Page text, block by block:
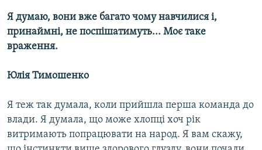
Я думаю, вони вже багато чому навчилися і,
принаймні, не поспішатимуть... Моє таке
враження.
Юлія Тимошенко
Я теж так думала, коли прийшла перша команда до
влади. Я думала, що може хлопці хоч рік
витримають попрацювати на народ. Я вам скажу,